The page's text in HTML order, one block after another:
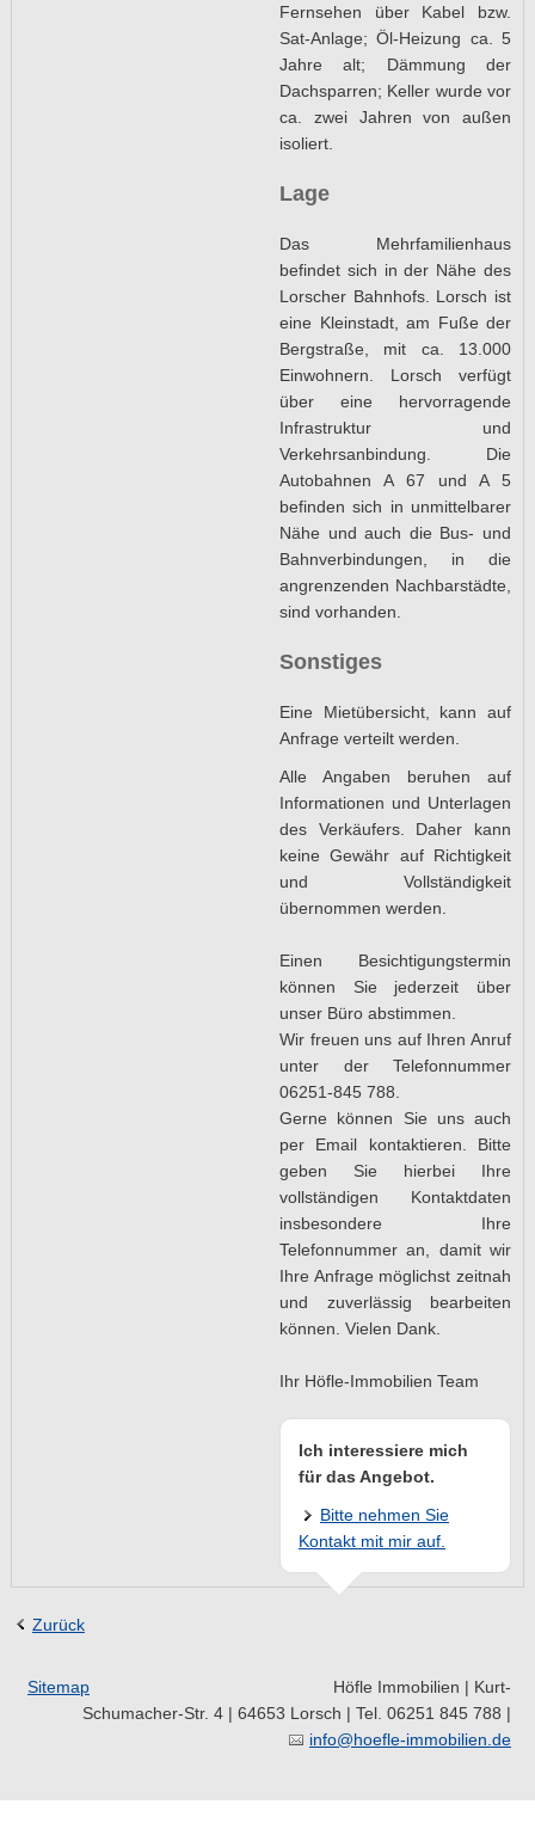
Fernsehen über Kabel bzw.
Sat-Anlage; Öl-Heizung ca. 5
Jahre alt; Dämmung der
Dachsparren; Keller wurde vor
ca. zwei Jahren von außen
isoliert.
Lage
Das Mehrfamilienhaus
befindet sich in der Nähe des
Lorscher Bahnhofs. Lorsch ist
eine Kleinstadt, am Fuße der
Bergstraße, mit ca. 13.000
Einwohnern. Lorsch verfügt
über eine hervorragende
Infrastruktur und
Verkehrsanbindung. Die
Autobahnen A 67 und A 5
befinden sich in unmittelbarer
Nähe und auch die Bus- und
Bahnverbindungen, in die
angrenzenden Nachbarstädte,
sind vorhanden.
Sonstiges
Eine Mietübersicht, kann auf
Anfrage verteilt werden.
Alle Angaben beruhen auf
Informationen und Unterlagen
des Verkäufers. Daher kann
keine Gewähr auf Richtigkeit
und Vollständigkeit
übernommen werden.
Einen Besichtigungstermin
können Sie jederzeit über
unser Büro abstimmen.
Wir freuen uns auf Ihren Anruf
unter der Telefonnummer
06251-845 788.
Gerne können Sie uns auch
per Email kontaktieren. Bitte
geben Sie hierbei Ihre
vollständigen Kontaktdaten
insbesondere Ihre
Telefonnummer an, damit wir
Ihre Anfrage möglichst zeitnah
und zuverlässig bearbeiten
können. Vielen Dank.
Ihr Höfle-Immobilien Team
Ich interessiere mich
für das Angebot.
Bitte nehmen Sie
Kontakt mit mir auf.
Zurück
Sitemap Höfle Immobilien | Kurt-
Schumacher-Str. 4 | 64653 Lorsch | Tel. 06251 845 788 |
info@hoefle-immobilien.de